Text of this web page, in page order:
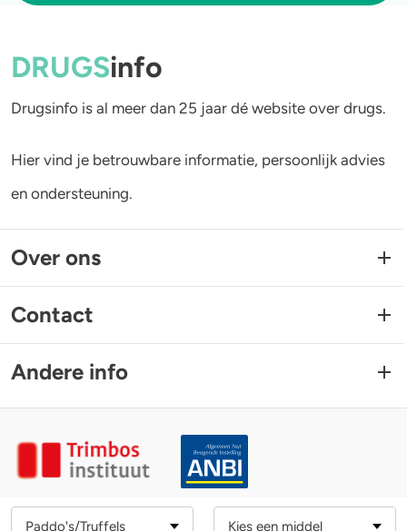
Paddo's/Truffels Kies een middel
DRUGSinfo
Drugsinfo is al meer dan 25 jaar dé website over drugs.
Hier vind je betrouwbare informatie, persoonlijk advies
en ondersteuning.
Over ons
Contact
Andere info
Drugsinfo is een website van het Trimbos-instituut